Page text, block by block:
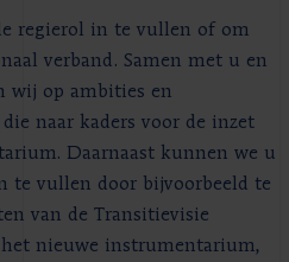
regierol in te vullen of om
verband. Samen met u en
wij op ambities en
naar kaders voor de inzet
Daarnaast kunnen we u
te vullen door bijvoorbeeld te
van de Transitievisie
nieuwe instrumentarium,